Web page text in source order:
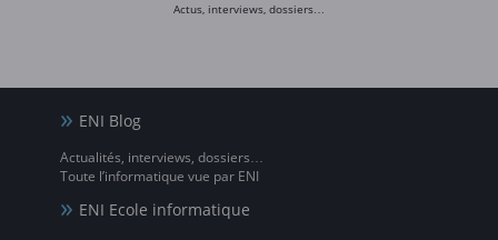
Actus, interviews, dossiers…
ENI Blog
Actualités, interviews, dossiers…
Toute l’informatique vue par ENI
ENI Ecole informatique